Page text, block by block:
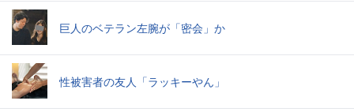
巨人のベテラン左腕が「密会」か
性被害者の友人「ラッキーやん」